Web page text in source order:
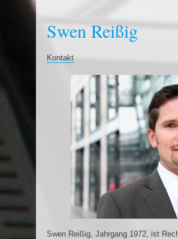
Swen Reißig
Kontakt
Swen Reißig, Jahrgang 1972, ist